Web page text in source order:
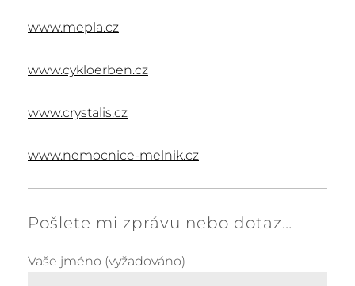
www.mepla.cz
www.cykloerben.cz
www.crystalis.cz
www.nemocnice-melnik.cz
Pošlete mi zprávu nebo dotaz…
Vaše jméno (vyžadováno)